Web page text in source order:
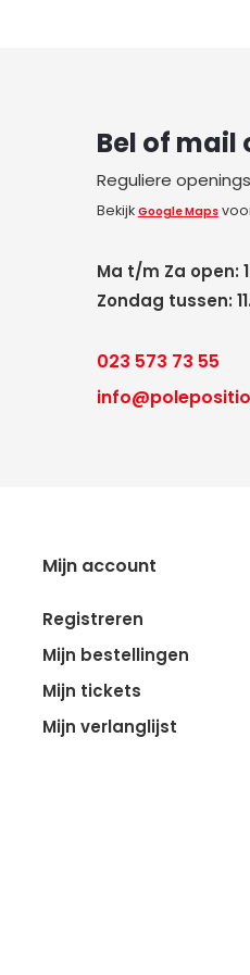
Bel of mail
Reguliere
Bekijk Google Maps
Ma t/m Za open:
Zondag tussen:
023 573 73 55
Mijn account
Registreren
Mijn bestellingen
Mijn tickets
Mijn verlanglijst